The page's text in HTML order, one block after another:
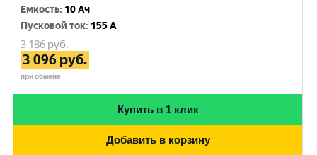
Емкость: 10 Ач
Пусковой ток: 155 A
3 186руб.
3 096 руб.
при обмене
Купить в 1 клик
Добавить в корзину